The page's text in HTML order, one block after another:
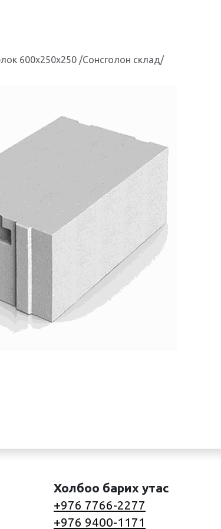
600x250x250 /Сонсголон склад/
Холбоо барих утас
+976 7766-2277
+976 9400-1171